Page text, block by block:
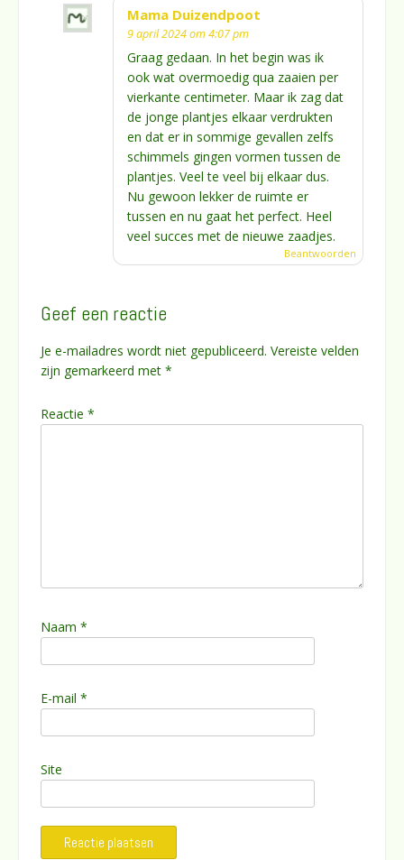
Mama Duizendpoot
9 april 2024 om 4:07 pm
Graag gedaan. In het begin was ik
ook wat overmoedig qua zaaien per
vierkante centimeter. Maar ik zag dat
de jonge plantjes elkaar verdrukten
en dat er in sommige gevallen zelfs
schimmels gingen vormen tussen de
plantjes. Veel te veel bij elkaar dus.
Nu gewoon lekker de ruimte er
tussen en nu gaat het perfect. Heel
veel succes met de nieuwe zaadjes.
Beantwoorden
Geef een reactie
Je e-mailadres wordt niet gepubliceerd. Vereiste velden
zijn gemarkeerd met *
Reactie *
Naam *
E-mail *
Site